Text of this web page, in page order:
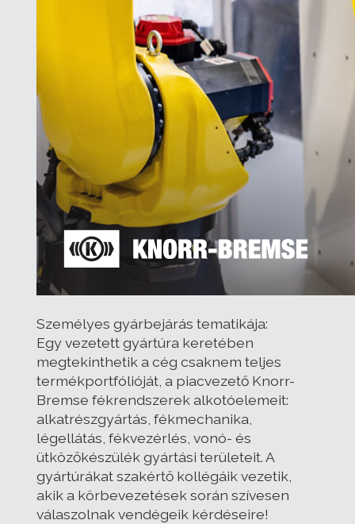
Személyes gyárbejárás tematikája:
Egy vezetett gyártúra keretében
megtekinthetik a cég csaknem teljes
termékportfólióját, a piacvezető Knorr-
Bremse fékrendszerek alkotóelemeit:
alkatrészgyártás, fékmechanika,
légellátás, fékvezérlés, vonó- és
ütközőkészülék gyártási területeit. A
gyártúrákat szakértő kollégáik vezetik,
akik a körbevezetések során szívesen
válaszolnak vendégeik kérdéseire!